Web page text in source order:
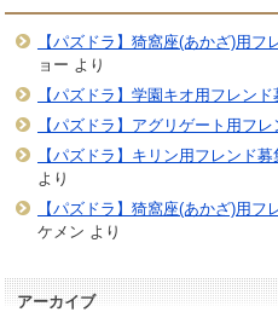
【パズドラ】猗窩座(あかざ)用フ
ョー より
【パズドラ】学園キオ用フレン
【パズドラ】アグリゲート用フ
【パズドラ】キリン用フレンド
より
【パズドラ】猗窩座(あかざ)用フ
ケメン より
アーカイブ